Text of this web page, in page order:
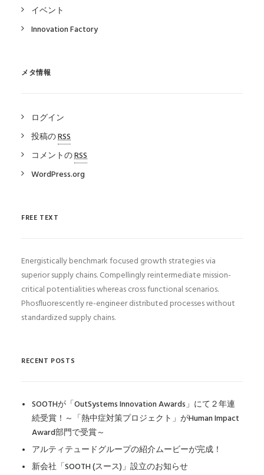
イベント
Innovation Factory
メタ情報
ログイン
投稿のRSS
コメントのRSS
WordPress.org
FREE TEXT
Energistically benchmark focused growth strategies via
superior supply chains. Compellingly reintermediate mission-
critical potentialities whereas cross functional scenarios.
Phosfluorescently re-engineer distributed processes without
standardized supply chains.
RECENT POSTS
SOOTHが「OutSystems Innovation Awards」にて２年連
続受賞！～「熱中症対策プロジェクト」がHuman Impact
Award部門で受賞～
アルティテュードグループの紹介ムービーが完成！
新会社「SOOTH (スース)」設立のお知らせ